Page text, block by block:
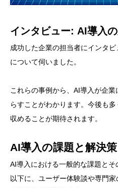
インタビュー: AI導入
成功した企業の担当者にインタ
について伺いました。
これらの事例から、AI導入が企
らすことがわかります。今後も
収めることが期待されます。
AI導入の課題と解決策
AI導入における一般的な課題とそ
以下に、ユーザー体験談や専門